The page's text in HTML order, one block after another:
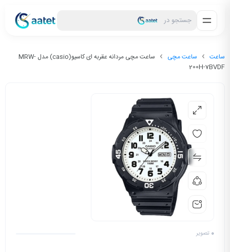
جستجو در
ساعت ساعت مچی
ساعت مچی مردانه عقربه ای کاسیو(casio) مدل MRW-
200H-7BVDF
0 تصویر